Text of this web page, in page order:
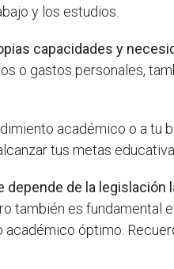
y los estudios.
capacidades y
o gastos personales,
académico o a tu
tus metas
de la
también es fundamental
óptimo.